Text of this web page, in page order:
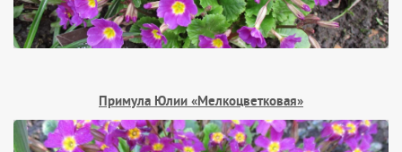
Примула Юлии «Мелкоцветковая»